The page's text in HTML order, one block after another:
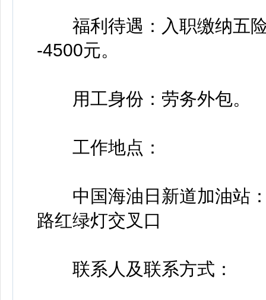
福利待遇：入职缴纳五险
-4500元。
用工身份：劳务外包。
工作地点：
中国海油日新道加油站：
路红绿灯交叉口
联系人及联系方式：